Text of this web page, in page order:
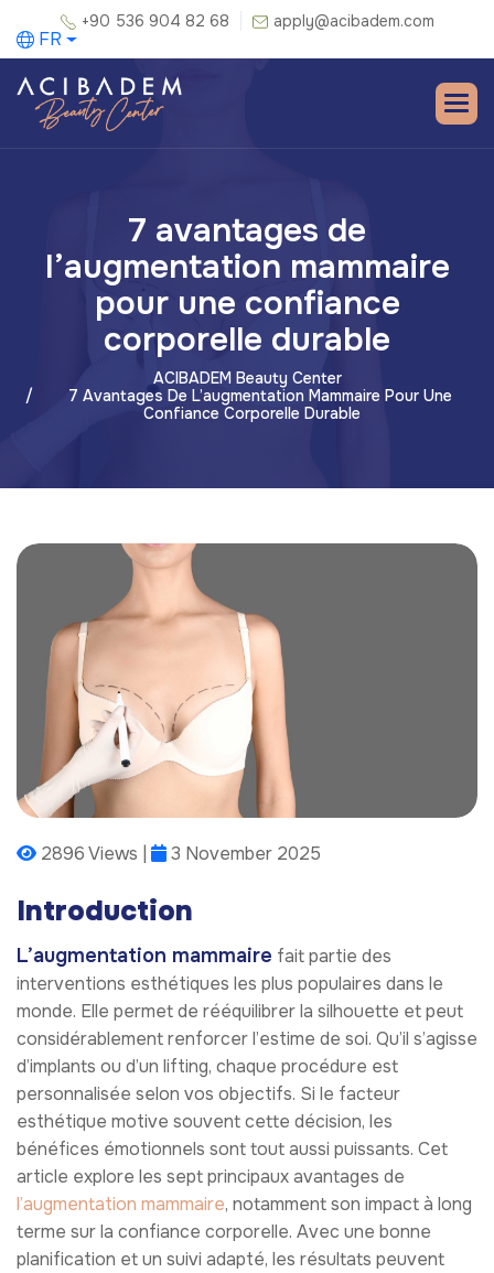
+90 536 904 82 68 apply@acibadem.com
FR
7 avantages de
l’augmentation mammaire
pour une confiance
corporelle durable
ACIBADEM Beauty Center
7 Avantages De L’augmentation Mammaire Pour Une
Confiance Corporelle Durable
2896 Views | 3 November 2025
Introduction
L’augmentation mammaire fait partie des
interventions esthétiques les plus populaires dans le
monde. Elle permet de rééquilibrer la silhouette et peut
considérablement renforcer l’estime de soi. Qu’il s’agisse
d’implants ou d’un lifting, chaque procédure est
personnalisée selon vos objectifs. Si le facteur
esthétique motive souvent cette décision, les
bénéfices émotionnels sont tout aussi puissants. Cet
article explore les sept principaux avantages de
l’augmentation mammaire, notamment son impact à long
terme sur la confiance corporelle. Avec une bonne
planification et un suivi adapté, les résultats peuvent